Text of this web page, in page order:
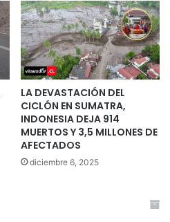
LA DEVASTACIÓN DEL
CICLÓN EN SUMATRA,
INDONESIA DEJA 914
MUERTOS Y 3,5 MILLONES DE
AFECTADOS
diciembre 6, 2025